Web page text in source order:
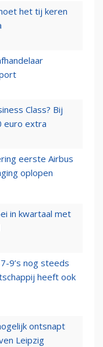
het tij keren
Class? Bij
euro extra
eerste Airbus
oplopen
in kwartaal met
9’s nog steeds
heeft ook
ontsnapt
Leipzig